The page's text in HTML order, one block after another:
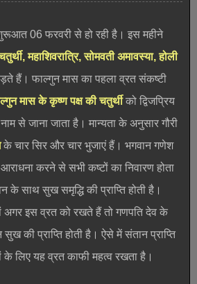
06 फरवरी से हो रही है। इस महीने
महाशिवरात्रि, सोमवती अमावस्या, होली
हैं। फाल्गुन मास का पहला व्रत संकष्टी
मास के कृष्ण पक्ष की चतुर्थीको द्विजप्रिय
से जाना जाता है। मान्यता के अनुसार गौरी
के चार सिर और चार भुजाएं हैं। भगवान गणेश
करने से सभी कष्टों का निवारण होता
के साथ सुख समृद्धि की प्राप्ति होती है।
अगर इस व्रत को रखते हैं तो गणपति देव के
की प्राप्ति होती है। ऐसे में संतान प्राप्ति
के लिए यह व्रत काफी महत्व रखता है।